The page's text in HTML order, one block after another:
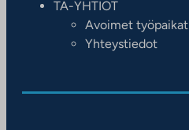
TA-YHTIÖT
Avoimet työpaikat
Yhteystiedot